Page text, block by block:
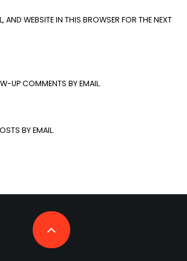
AND WEBSITE IN THIS BROWSER FOR THE NEXT
UP COMMENTS BY EMAIL.
BY EMAIL.